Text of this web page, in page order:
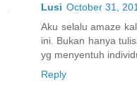
Lusi October 31,
Aku selalu amaze
ini. Bukan hanya
yg menyentuh
Reply